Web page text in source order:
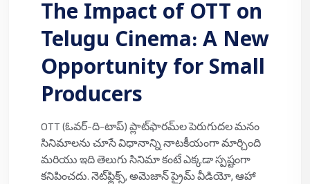
The Impact of OTT on
Telugu Cinema: A New
Opportunity for Small
Producers
OTT (ఓవర్-ది-టాప్) ప్లాట్‌ఫారమ్‌ల పెరుగుదల మనం
సినిమాలను చూసే విధానాన్ని నాటకీయంగా మార్చింది
మరియు ఇది తెలుగు సినిమా కంటే ఎక్కడా స్పష్టంగా
కనిపించదు. నెట్‌ఫ్లిక్స్, అమెజాన్ ప్రైమ్ వీడియో, ఆహా